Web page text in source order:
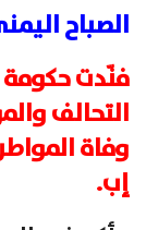
الصباح
فنّدت حكومة
التحالف
وفاة
إب.